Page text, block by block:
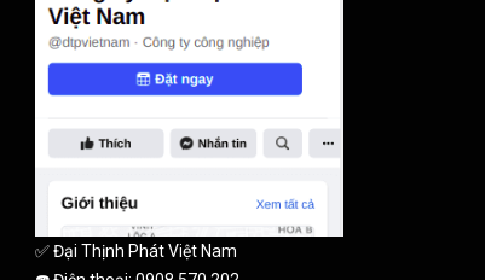
✅ Đại Thịnh Phát Việt Nam